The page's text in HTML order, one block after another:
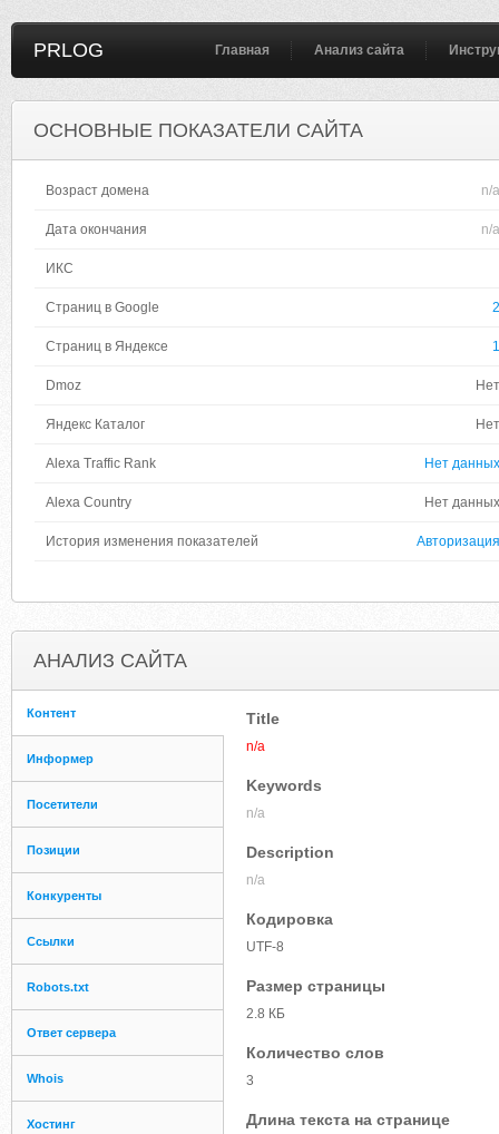
PRLOG Главная Анализ сайта
ОСНОВНЫЕ ПОКАЗАТЕЛИ САЙТА
Возраст домена n/a
Дата окончания n/a
ИКС
Страниц в Google 2
Страниц в Яндексе 1
Dmoz Нет
Яндекс Каталог Нет
Alexa Traffic Rank Нет данных
Alexa Country Нет данных
История изменения показателей Авторизация
АНАЛИЗ САЙТА
Контент
Информер
Посетители
Позиции
Конкуренты
Ссылки
Robots.txt
Ответ сервера
Whois
Хостинг
Title
n/a
Keywords
n/a
Description
n/a
Кодировка
UTF-8
Размер страницы
2.8 КБ
Количество слов
3
Длина текста на странице